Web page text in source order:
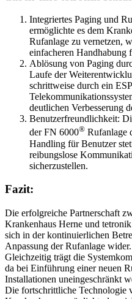
Integriertes Paging und
ermöglichte es dem
Rufanlage zu vernetzen,
einfacheren Handhabung
Ablösung von Paging
Laufe der
schrittweise durch ein
deutlichen Verbesserung
Benutzerfreundlichkeit:
der FN 6000® Rufanlage
Handling für Benutzer
reibungslose
sicherzustellen.
Fazit:
Die erfolgreiche Partnerschaft
Krankenhaus Herne und
sich in der kontinuierlichen
Anpassung der Rufanlage wider.
Gleichzeitig trägt die
da bei Einführung einer neuen
Installationen uneingeschränkt
Die fortschrittliche Technologie